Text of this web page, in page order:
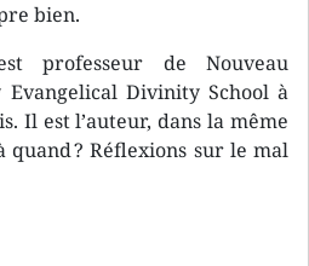
bien.
professeur de Nouveau
Divinity School à
Il est l’auteur, dans la même
quand ? Réflexions sur le mal